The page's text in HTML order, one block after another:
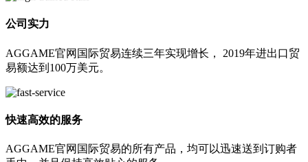
公司实力
AGGAME官网国际贸易连续三年实现增长， 2019年进出口贸
易额达到100万美元。
快速高效的服务
AGGAME官网国际贸易的所有产品，均可以迅速送到订购者